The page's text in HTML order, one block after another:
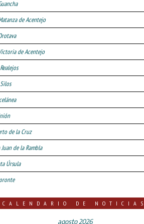
de Acentejo
de Acentejo
de la Cruz
Juan de la Rambla
Úrsula
CALENDARIO DE NOTICIAS
agosto 2026